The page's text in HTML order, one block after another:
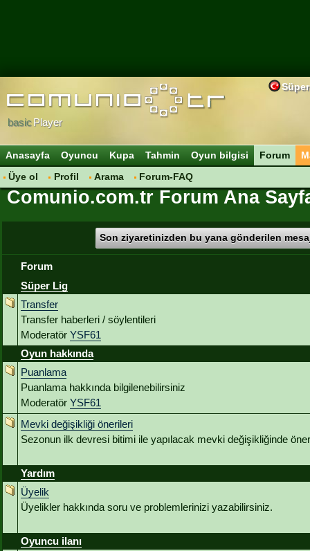
basicPlayer
Anasayfa Oyuncu Kupa Tahmin Oyun bilgisi
Forum
Üye ol
Profil Arama Forum-FAQ
Comunio.com.tr Forum Ana
Son ziyaretinizden bu yana gönderilen
Forum
Süper Lig
Transfer
Transfer haberleri / söylentileri
Moderatör YSF61
Oyun hakkında
Puanlama
Puanlama hakkında bilgilenebilirsiniz
Moderatör YSF61
Mevki değişikliği önerileri
Sezonun ilk devresi bitimi ile yapılacak mevki değişikliğinde
Yardım
Üyelik
Üyelikler hakkında soru ve problemlerinizi yazabilirsiniz.
Oyuncu ilanı